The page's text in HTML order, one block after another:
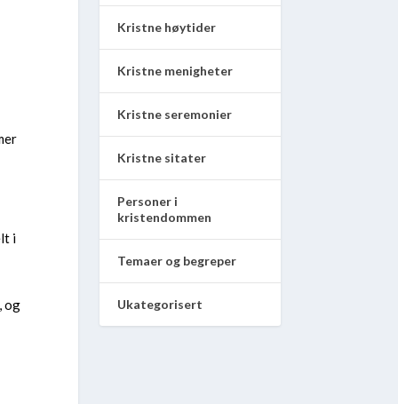
i
og
Kristne høytider
Kristne menigheter
Kristne seremonier
Kristne sitater
Personer i
kristendommen
Temaer og begreper
Ukategorisert